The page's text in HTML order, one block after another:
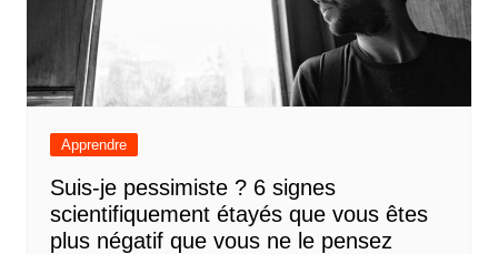
Apprendre
Suis-je pessimiste ? 6 signes
scientifiquement étayés que vous êtes
plus négatif que vous ne le pensez